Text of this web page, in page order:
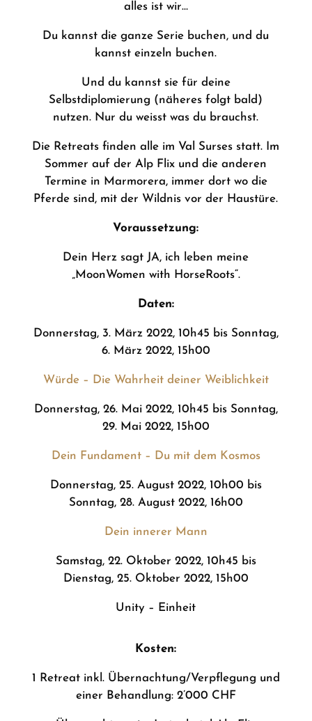
alles ist wir…
Du kannst die ganze Serie buchen, und du
kannst einzeln buchen.
Und du kannst sie für deine
Selbstdiplomierung (näheres folgt bald)
nutzen. Nur du weisst was du brauchst.
Die Retreats finden alle im Val Surses statt. Im
Sommer auf der Alp Flix und die anderen
Termine in Marmorera, immer dort wo die
Pferde sind, mit der Wildnis vor der Haustüre.
Voraussetzung:
Dein Herz sagt JA, ich leben meine
„MoonWomen with HorseRoots“.
Daten:
Donnerstag, 3. März 2022, 10h45 bis Sonntag,
6. März 2022, 15h00
Würde – Die Wahrheit deiner Weiblichkeit
Donnerstag, 26. Mai 2022, 10h45 bis Sonntag,
29. Mai 2022, 15h00
Dein Fundament – Du mit dem Kosmos
Donnerstag, 25. August 2022, 10h00 bis
Sonntag, 28. August 2022, 16h00
Dein innerer Mann
Samstag, 22. Oktober 2022, 10h45 bis
Dienstag, 25. Oktober 2022, 15h00
Unity – Einheit
Kosten:
1 Retreat inkl. Übernachtung/Verpflegung und
einer Behandlung: 2’000 CHF